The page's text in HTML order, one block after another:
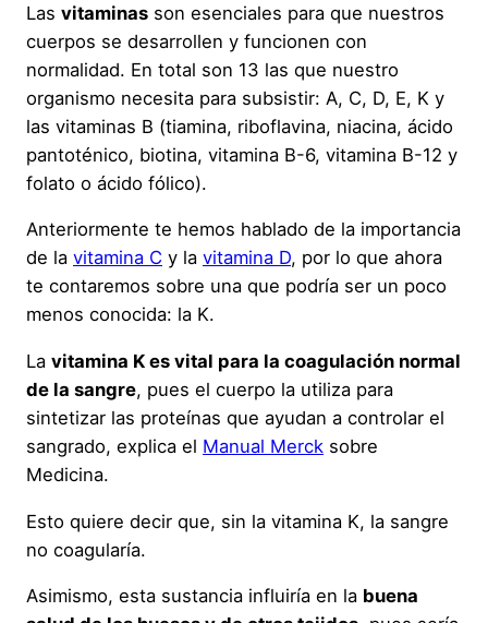
Las vitaminas son esenciales para que nuestros
cuerpos se desarrollen y funcionen con
normalidad. En total son 13 las que nuestro
organismo necesita para subsistir: A, C, D, E, K y
las vitaminas B (tiamina, riboflavina, niacina, ácido
pantoténico, biotina, vitamina B-6, vitamina B-12 y
folato o ácido fólico).
Anteriormente te hemos hablado de la importancia
de la vitamina C y la vitamina D, por lo que ahora
te contaremos sobre una que podría ser un poco
menos conocida: la K.
La vitamina K es vital para la coagulación normal
de la sangre, pues el cuerpo la utiliza para
sintetizar las proteínas que ayudan a controlar el
sangrado, explica el Manual Merck sobre
Medicina.
Esto quiere decir que, sin la vitamina K, la sangre
no coagularía.
Asimismo, esta sustancia influiría en la buena